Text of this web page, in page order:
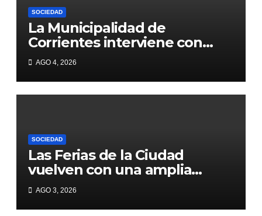
SOCIEDAD
La Municipalidad de
Corrientes interviene con
obras 1.200 metros de Héroes
de Malvinas
AGO 4, 2026
SOCIEDAD
Las Ferias de la Ciudad
vuelven con una amplia
agenda en plazas y paseos
AGO 3, 2026